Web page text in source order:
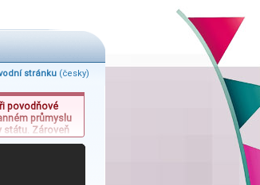
stránku (česky)
povodňové
průmyslu
státu. Zároveň
a Land